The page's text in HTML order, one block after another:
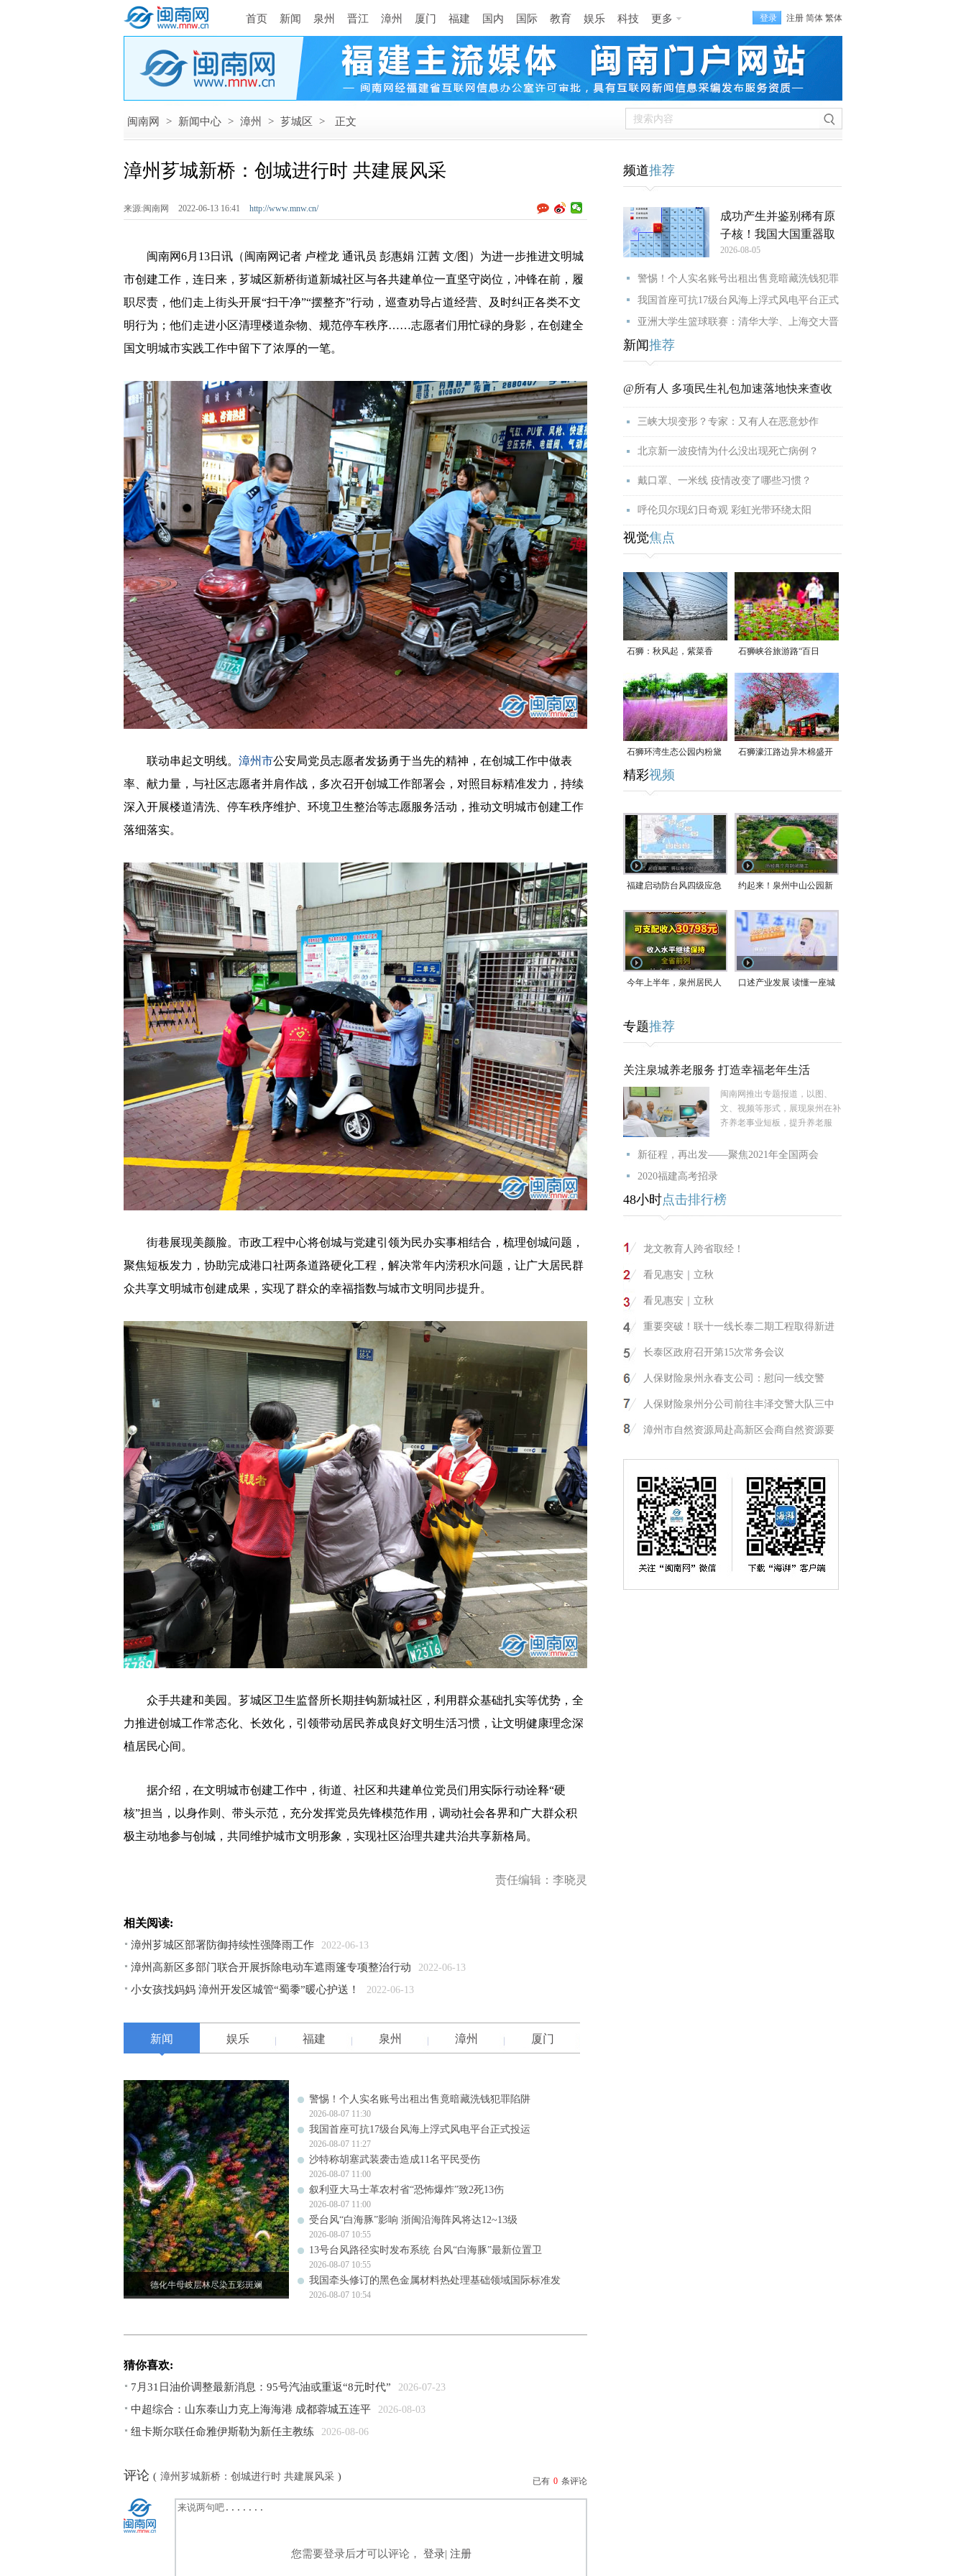
首页 新闻 泉州 晋江 漳州 厦门 福建 国内 国际 教育 娱乐 科技 更多 登录 注册 简体 繁体
闽南网 > 新闻中心 > 漳州 > 芗城区 > 正文
漳州芗城新桥：创城进行时 共建展风采
来源:闽南网 2022-06-13 16:41 http://www.mnw.cn/
闽南网6月13日讯（闽南网记者 卢樘龙 通讯员 彭惠娟 江茜 文/图）为进一步推进文明城
市创建工作，连日来，芗城区新桥街道新城社区与各共建单位一直坚守岗位，冲锋在前，履
职尽责，他们走上街头开展“扫干净”“摆整齐”行动，巡查劝导占道经营、及时纠正各类不文
明行为；他们走进小区清理楼道杂物、规范停车秩序……志愿者们用忙碌的身影，在创建全
国文明城市实践工作中留下了浓厚的一笔。
联动串起文明线。 漳州市公安局党员志愿者发扬勇于当先的精神，在创城工作中做表
率、献力量，与社区志愿者并肩作战，多次召开创城工作部署会，对照目标精准发力，持续
深入开展楼道清洗、停车秩序维护、环境卫生整治等志愿服务活动，推动文明城市创建工作
落细落实。
街巷展现美颜脸。市政工程中心将创城与党建引领为民办实事相结合，梳理创城问题，
聚焦短板发力，协助完成港口社两条道路硬化工程，解决常年内涝积水问题，让广大居民群
众共享文明城市创建成果，实现了群众的幸福指数与城市文明同步提升。
众手共建和美园。芗城区卫生监督所长期挂钩新城社区，利用群众基础扎实等优势，全
力推进创城工作常态化、长效化，引领带动居民养成良好文明生活习惯，让文明健康理念深
植居民心间。
据介绍，在文明城市创建工作中，街道、社区和共建单位党员们用实际行动诠释“硬
核”担当，以身作则、带头示范，充分发挥党员先锋模范作用，调动社会各界和广大群众积
极主动地参与创城，共同维护城市文明形象，实现社区治理共建共治共享新格局。
责任编辑：李晓灵
相关阅读:
漳州芗城区部署防御持续性强降雨工作 2022-06-13
漳州高新区多部门联合开展拆除电动车遮雨篷专项整治行动 2022-06-13
小女孩找妈妈 漳州开发区城管“蜀黍”暖心护送！ 2022-06-13
新闻 娱乐 福建 泉州 漳州 厦门
德化牛母岐层林尽染五彩斑斓
警惕！个人实名账号出租出售竟暗藏洗钱犯罪陷阱
2026-08-07 11:30
我国首座可抗17级台风海上浮式风电平台正式投运
2026-08-07 11:27
沙特称胡塞武装袭击造成11名平民受伤
2026-08-07 11:00
叙利亚大马士革农村省“恐怖爆炸”致2死13伤
2026-08-07 11:00
受台风“白海豚”影响 浙闽沿海阵风将达12~13级
2026-08-07 10:55
13号台风路径实时发布系统 台风“白海豚”最新位置卫
2026-08-07 10:55
我国牵头修订的黑色金属材料热处理基础领域国际标准发
2026-08-07 10:54
猜你喜欢:
7月31日油价调整最新消息：95号汽油或重返“8元时代” 2026-07-23
中超综合：山东泰山力克上海海港 成都蓉城五连平 2026-08-03
纽卡斯尔联任命雅伊斯勒为新任主教练 2026-08-06
评论 ( 漳州芗城新桥：创城进行时 共建展风采 ) 已有 0 条评论
您需要登录后才可以评论， 登录| 注册
频道推荐
成功产生并鉴别稀有原
子核！我国大国重器取
2026-08-05
警惕！个人实名账号出租出售竟暗藏洗钱犯罪
我国首座可抗17级台风海上浮式风电平台正式
亚洲大学生篮球联赛：清华大学、上海交大晋
新闻推荐
@所有人 多项民生礼包加速落地快来查收
三峡大坝变形？专家：又有人在恶意炒作
北京新一波疫情为什么没出现死亡病例？
戴口罩、一米线 疫情改变了哪些习惯？
呼伦贝尔现幻日奇观 彩虹光带环绕太阳
视觉焦点
石狮：秋风起，紫菜香 石狮峡谷旅游路“百日
草”争相斗艳
石狮环湾生态公园内粉黛
乱子草盛放
石狮濠江路边异木棉盛开
精彩视频
福建启动防台风四级应急
9日在长江口至福建北部
一带沿海登陆
约起来！泉州中山公园新
今年上半年，泉州居民人 口述产业发展 读懂一座城
专题推荐
关注泉城养老服务 打造幸福老年生活
闽南网推出专题报道，以图、
文、视频等形式，展现泉州在补
齐养老事业短板，提升养老服
新征程，再出发——聚焦2021年全国两会
2020福建高考招录
48小时点击排行榜
龙文教育人跨省取经！
看见惠安｜立秋
看见惠安｜立秋
重要突破！联十一线长泰二期工程取得新进
长泰区政府召开第15次常务会议
人保财险泉州永春支公司：慰问一线交警
人保财险泉州分公司前往丰泽交警大队三中
漳州市自然资源局赴高新区会商自然资源要